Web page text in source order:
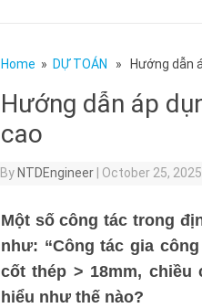
Home » DỰ TOÁN » Hướng dẫn
Hướng dẫn áp
cao
By NTDEngineer October 25, 2025
Một số công tác trong
như: “Công tác gia
cốt thép > 18mm, chiều
hiểu như thế nào?